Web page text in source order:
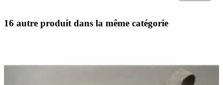
16 autre produit dans la même catégorie